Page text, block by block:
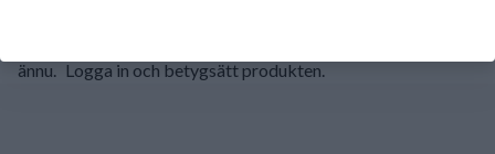
ännu. Logga in och betygsätt produkten.